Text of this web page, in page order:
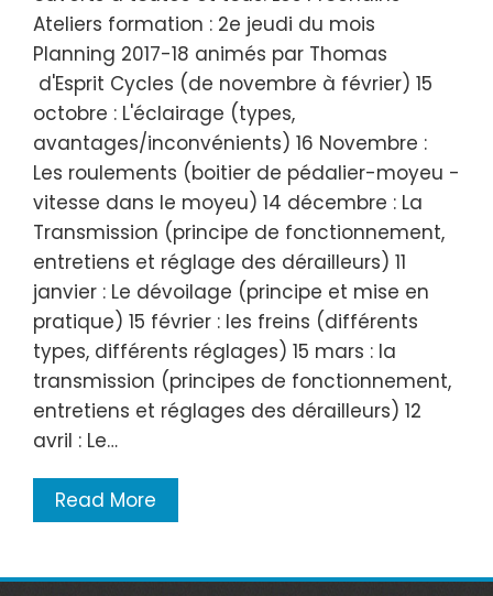
Ateliers formation : 2e jeudi du mois
Planning 2017-18 animés par Thomas
d'Esprit Cycles (de novembre à février) 15
octobre : L'éclairage (types,
avantages/inconvénients) 16 Novembre :
Les roulements (boitier de pédalier-moyeu -
vitesse dans le moyeu) 14 décembre : La
Transmission (principe de fonctionnement,
entretiens et réglage des dérailleurs) 11
janvier : Le dévoilage (principe et mise en
pratique) 15 février : les freins (différents
types, différents réglages) 15 mars : la
transmission (principes de fonctionnement,
entretiens et réglages des dérailleurs) 12
avril : Le…
Read More